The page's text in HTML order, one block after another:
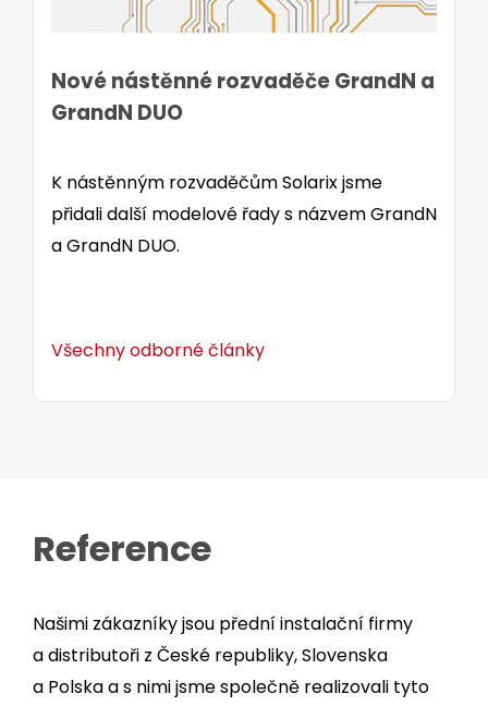
Nové nástěnné rozvaděče GrandN a
GrandN DUO
K nástěnným rozvaděčům Solarix jsme
přidali další modelové řady s názvem GrandN
a GrandN DUO.
Všechny odborné články
Reference
Našimi zákazníky jsou přední instalační firmy
a distributoři z České republiky, Slovenska
a Polska a s nimi jsme společně realizovali tyto